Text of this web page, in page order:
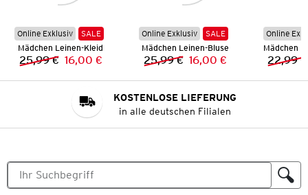
Online Exklusiv
SALE
Mädchen Leinen-Kleid
Vorheriger Preis:
25,99 € Neuer Preis:
16,00 €
Online Exklusiv
SALE
Mädchen Leinen-Bluse
Vorheriger Preis:
25,99 € Neuer Preis:
16,00 €
Online
22,99 €
KOSTENLOSE LIEFERUNG
in alle deutschen Filialen